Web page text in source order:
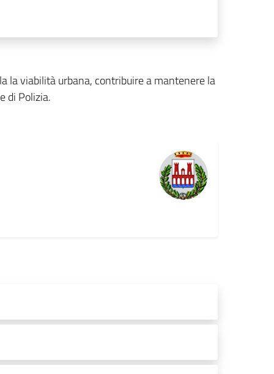
la viabilità urbana, contribuire a mantenere la
di Polizia.